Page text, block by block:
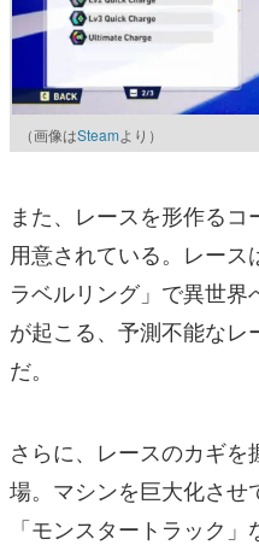
（画像はSteamより）
また、レースを形作る
用意されている。レース
ラベルリング」で異世
が起こる、予測不能なレ
だ。
さらに、レースのカギ
場。マシンを巨大化させ
「モンスタートラック